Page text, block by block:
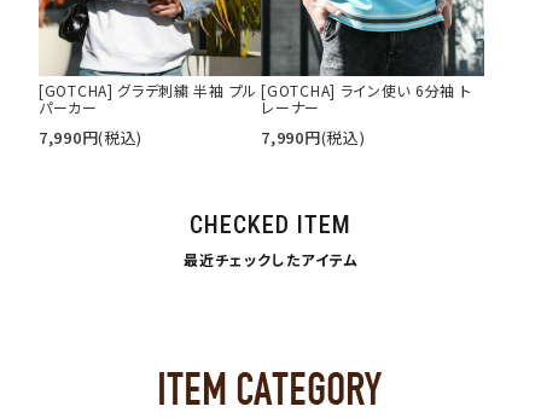
[GOTCHA] グラデ刺繍 半袖 プル
パーカー
7,990円(税込)
[GOTCHA] ライン使い 6分袖 ト
レーナー
7,990円(税込)
CHECKED ITEM
最近チェックしたアイテム